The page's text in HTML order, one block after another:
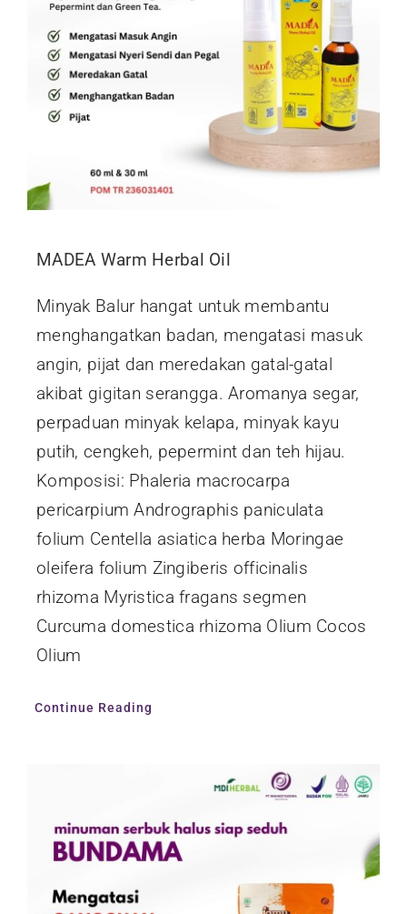
MADEA Warm Herbal Oil
Minyak Balur hangat untuk membantu
menghangatkan badan, mengatasi masuk
angin, pijat dan meredakan gatal-gatal
akibat gigitan serangga. Aromanya segar,
perpaduan minyak kelapa, minyak kayu
putih, cengkeh, pepermint dan teh hijau.
Komposisi: Phaleria macrocarpa
pericarpium Andrographis paniculata
folium Centella asiatica herba Moringae
oleifera folium Zingiberis officinalis
rhizoma Myristica fragans segmen
Curcuma domestica rhizoma Olium Cocos
Olium
Continue Reading